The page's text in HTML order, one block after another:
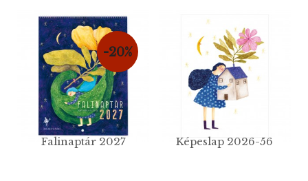
-20%
Falinaptár 2027 Képeslap 2026-56